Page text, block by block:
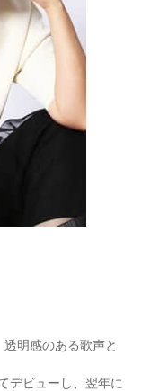
明感のある歌声と
デビューし、翌年に